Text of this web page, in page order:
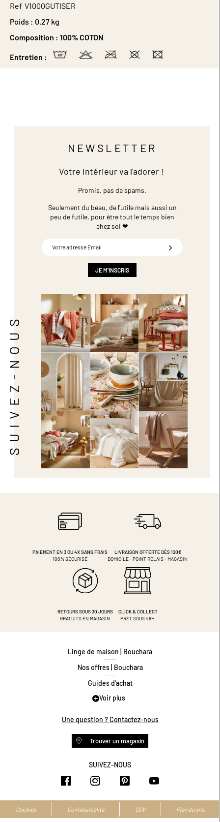
Ref V1000GUTISER
Poids : 0.27 kg
Composition : 100% COTON
Entretien :
SUIVEZ-NOUS
NEWSLETTER
Votre intérieur va l'adorer !
Promis, pas de spams.
Seulement du beau, de l'utile mais aussi un
peu de futile, pour être tout le temps bien
chez soi ❤
JE M'INSCRIS
PAIEMENT EN 3 OU 4XSANS FRAIS
100% SÉCURISÉ
LIVRAISON OFFERTE DÈS 120€
DOMICILE - POINT RELAIS - MAGASIN
RETOURS SOUS 30 JOURS
GRATUITS EN MAGASIN
CLICK & COLLECT
PRÊT SOUS 48H
Linge de maison | Bouchara
Nos offres | Bouchara
Guides d'achat
Guide des tailles
Programme de fidélité
Conditions des offres
Livraison et retours
Accessibilité numérique
Voir plus
Une question ? Contactez-nous
Trouver un magasin
SUIVEZ-NOUS
https://www.facebook.com/
https://https://
Cookies Confidentialité CGV Plan du site